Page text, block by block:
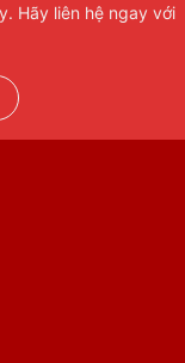
Hãy liên hệ ngay với